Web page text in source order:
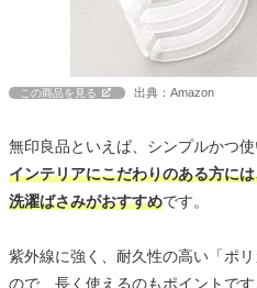
この商品を見る 出典：Amazon
無印良品といえば、シンプルかつ
インテリアにこだわりのある方に
洗濯ばさみがおすすめです。
紫外線に強く、耐久性の高い「ポ
ので、長く使えるのもポイントです